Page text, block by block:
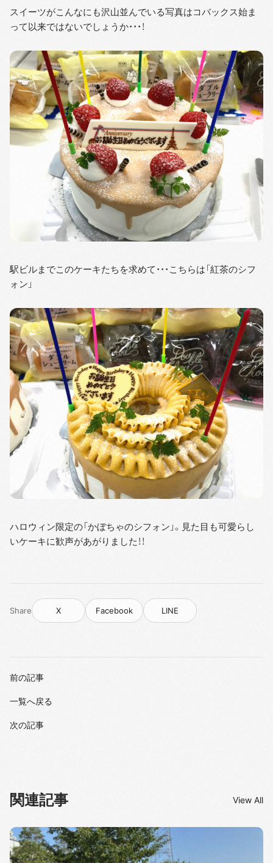
スイーツがこんなにも沢山並んでいる写真はコバックス始ま
って以来ではないでしょうか・・・！
駅ビルまでこのケーキたちを求めて・・・こちらは「紅茶のシフ
ォン」
ハロウィン限定の「かぼちゃのシフォン」。見た目も可愛らし
いケーキに歓声があがりました！！
Share X Facebook LINE
前の記事
一覧へ戻る
次の記事
関連記事 View All